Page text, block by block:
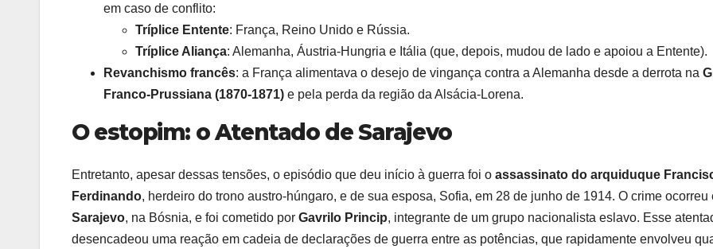
em caso de conflito:
Tríplice Entente: França, Reino Unido e Rússia.
Tríplice Aliança: Alemanha, Áustria-Hungria e Itália (que, depois, mudou de lado e apoiou a Entente).
Revanchismo francês: a França alimentava o desejo de vingança contra a Alemanha desde a derrota na
Franco-Prussiana (1870-1871) e pela perda da região da Alsácia-Lorena.
O estopim: o Atentado de Sarajevo
Entretanto, apesar dessas tensões, o episódio que deu início à guerra foi o assassinato do arquiduque
Ferdinando, herdeiro do trono austro-húngaro, e de sua esposa, Sofia, em 28 de junho de 1914. O crime ocorreu
Sarajevo, na Bósnia, e foi cometido por Gavrilo Princip, integrante de um grupo nacionalista eslavo. Esse
desencadeou uma reação em cadeia de declarações de guerra entre as potências, que rapidamente envolveu